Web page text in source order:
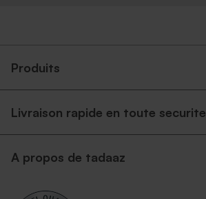
Produits
Livraison rapide en toute securite
A propos de tadaaz